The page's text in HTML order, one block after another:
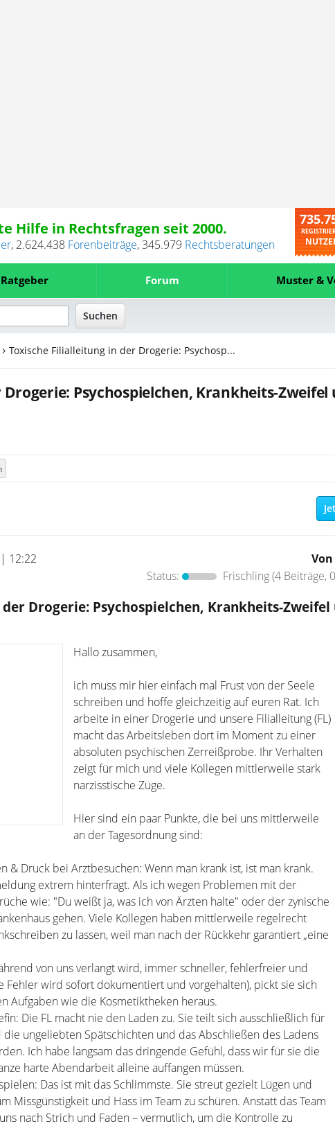
Hilfe in Rechtsfragen seit 2000.
, 2.624.438 Forenbeiträge,345.979 Rechtsberatungen
Ratgeber Forum Muster &
Toxische Filialleitung in der Drogerie: Psychosp...
Psychospielchen, Krankheits-Zweifel
12:22 Von
Status:
Frischling(4 Beiträge,
Drogerie: Psychospielchen, Krankheits-Zweifel
Hallo zusammen,
ich muss mir hier einfach mal Frust von der Seele
schreiben und hoffe gleichzeitig auf euren Rat. Ich
arbeite in einer Drogerie und unsere Filialleitung (FL)
macht das Arbeitsleben dort im Moment zu einer
absoluten psychischen Zerreißprobe. Ihr Verhalten
zeigt für mich und viele Kollegen mittlerweile stark
narzisstische Züge.
Hier sind ein paar Punkte, die bei uns mittlerweile
an der Tagesordnung sind:
& Druck bei Arztbesuchen: Wenn man krank ist, ist man krank.
extrem hinterfragt. Als ich wegen Problemen mit der
wie: "Du weißt ja, was ich von Ärzten halte" oder der zynische
gehen. Viele Kollegen haben mittlerweile regelrecht
zu lassen, weil man nach der Rückkehr garantiert „eine
von uns verlangt wird, immer schneller, fehlerfreier und
Fehler wird sofort dokumentiert und vorgehalten), pickt sie sich
Aufgaben wie die Kosmetiktheken heraus.
Die FL macht nie den Laden zu. Sie teilt sich ausschließlich für
ungeliebten Spätschichten und das Abschließen des Ladens
Ich habe langsam das dringende Gefühl, dass wir für sie die
harte Abendarbeit alleine auffangen müssen.
Das ist mit das Schlimmste. Sie streut gezielt Lügen und
Missgünstigkeit und Hass im Team zu schüren. Anstatt das Team
nach Strich und Faden – vermutlich, um die Kontrolle zu